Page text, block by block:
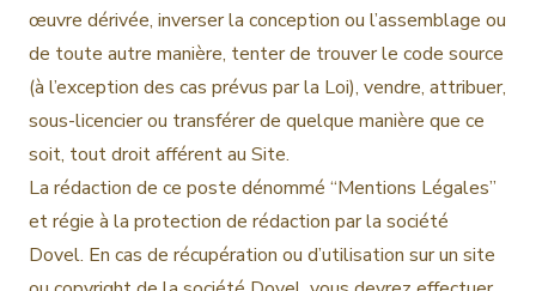
œuvre dérivée, inverser la conception ou l’assemblage ou
de toute autre manière, tenter de trouver le code source
(à l’exception des cas prévus par la Loi), vendre, attribuer,
sous-licencier ou transférer de quelque manière que ce
soit, tout droit afférent au Site.
La rédaction de ce poste dénommé “Mentions Légales”
et régie à la protection de rédaction par la société
Dovel. En cas de récupération ou d’utilisation sur un site